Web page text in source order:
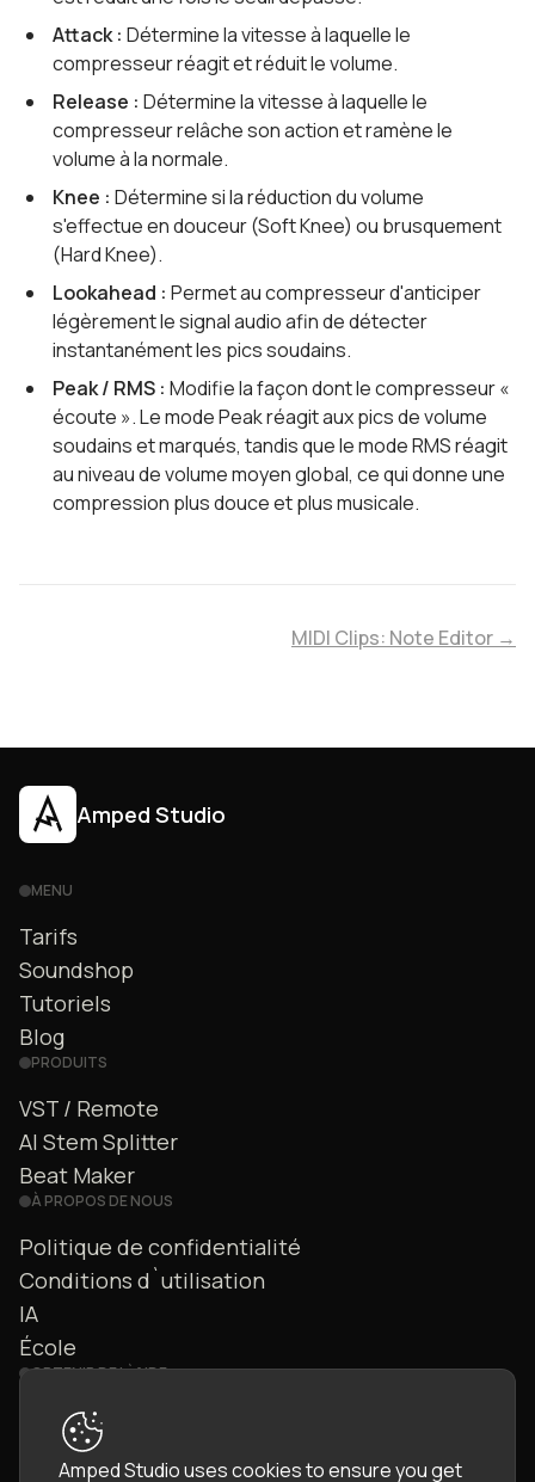
Attack : Détermine la vitesse à laquelle le
compresseur réagit et réduit le volume.
Release : Détermine la vitesse à laquelle le
compresseur relâche son action et ramène le
volume à la normale.
Knee : Détermine si la réduction du volume
s'effectue en douceur (Soft Knee) ou brusquement
(Hard Knee).
Lookahead : Permet au compresseur d'anticiper
légèrement le signal audio afin de détecter
instantanément les pics soudains.
Peak / RMS : Modifie la façon dont le compresseur «
écoute ». Le mode Peak réagit aux pics de volume
soudains et marqués, tandis que le mode RMS réagit
au niveau de volume moyen global, ce qui donne une
compression plus douce et plus musicale.
MIDI Clips: Note Editor →
Amped Studio
MENU
Tarifs
Soundshop
Tutoriels
Blog
PRODUITS
VST / Remote
AI Stem Splitter
Beat Maker
À PROPOS DE NOUS
Politique de confidentialité
Conditions d`utilisation
IA
École
OBTENIR DE L`AIDE
Nous contacter
Amped Studio uses cookies to ensure you get